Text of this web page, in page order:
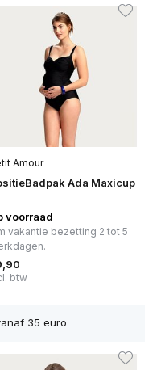
Amour
Ada Maxicup
voorraad
vakantie bezetting 2 tot 5
btw
35 euro